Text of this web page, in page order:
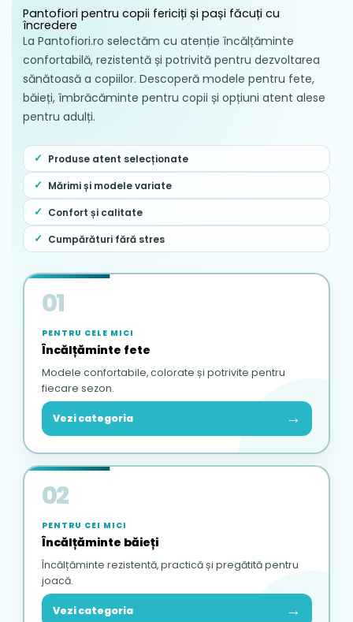
sandalelor în mașina de spălat rufe,
deoarece ciclurile automate și imersia
completă pot distruge structura
materialului textil și pot slăbi adezivii tălpii.
Uscarea se face în mod natural, exclusiv la
temperatura camerei, într-un mediu bine
caloriferelor sau a soarelui.
Se recomandă scoaterea periodică a
branțului pentru o aerisire optimă și
igienizarea completă a interiorului sandalei.
Pantofiori pentru copii fericiți și pași făcuți cu
încredere
La Pantofiori.ro selectăm cu atenție încălțăminte
confortabilă, rezistentă și potrivită pentru dezvoltarea
sănătoasă a copiilor. Descoperă modele pentru fete,
băieți, îmbrăcăminte pentru copii și opțiuni atent alese
pentru adulți.
Produse atent selecționate
Mărimi și modele variate
Confort și calitate
Cumpărături fără stres
01
PENTRU CELE MICI
Încălțăminte fete
Modele confortabile, colorate și potrivite pentru
fiecare sezon.
Vezi categoria →
02
PENTRU CEI MICI
Încălțăminte băieți
Încălțăminte rezistentă, practică și pregătită pentru
joacă.
Vezi categoria →